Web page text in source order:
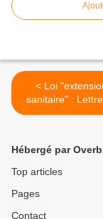
< Loi "extension pass
sanitaire" : Lettre
de la FSAS-
Hébergé par
Top articles
Pages
Contact